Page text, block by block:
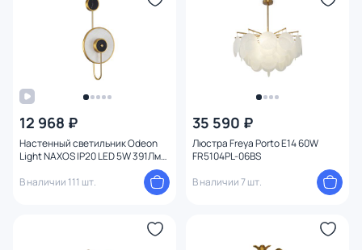
12 968 ₽
Настенный светильник Odeon
Light NAXOS IP20 LED 5W 391Лм
В наличии 111 шт.
35 590 ₽
Люстра Freya Porto E14 60W
FR5104PL-06BS
В наличии 7 шт.
Тип помещения
Форма
Форма плафона